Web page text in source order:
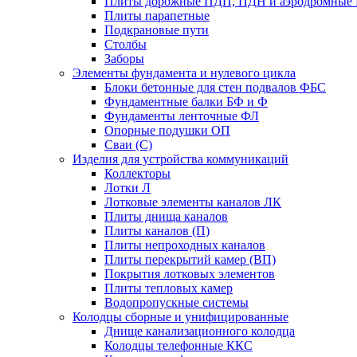
Плиты парапетные
Подкрановые пути
Столбы
Заборы
Элементы фундамента и нулевого цикла
Блоки бетонные для стен подвалов ФБС
Фундаментные балки БФ и Ф
Фундаменты ленточные ФЛ
Опорные подушки ОП
Сваи (С)
Изделия для устройства коммуникаций
Коллекторы
Лотки Л
Лотковые элементы каналов ЛК
Плиты днища каналов
Плиты каналов (П)
Плиты непроходных каналов
Плиты перекрытий камер (ВП)
Покрытия лотковых элементов
Плиты тепловых камер
Водопропускные системы
Колодцы сборные и унифицированные
Днище канализационного колодца
Колодцы телефонные ККС